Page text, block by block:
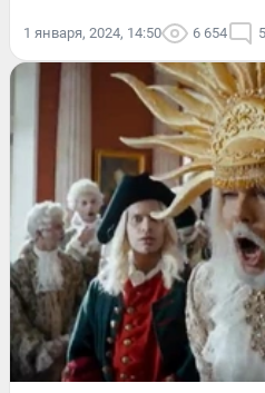
1 января, 2024, 14:50 6 654